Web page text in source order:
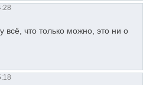
что только можно, это ни о